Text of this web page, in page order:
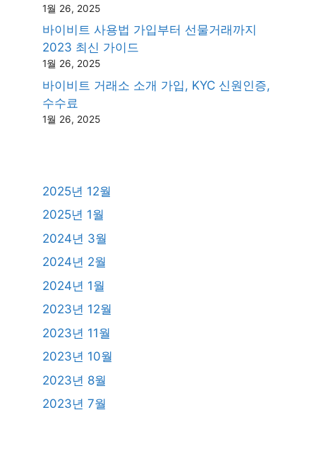
1월 26, 2025
바이비트 사용법 가입부터 선물거래까지
2023 최신 가이드
1월 26, 2025
바이비트 거래소 소개 가입, KYC 신원인증,
수수료
1월 26, 2025
2025년 12월
2025년 1월
2024년 3월
2024년 2월
2024년 1월
2023년 12월
2023년 11월
2023년 10월
2023년 8월
2023년 7월